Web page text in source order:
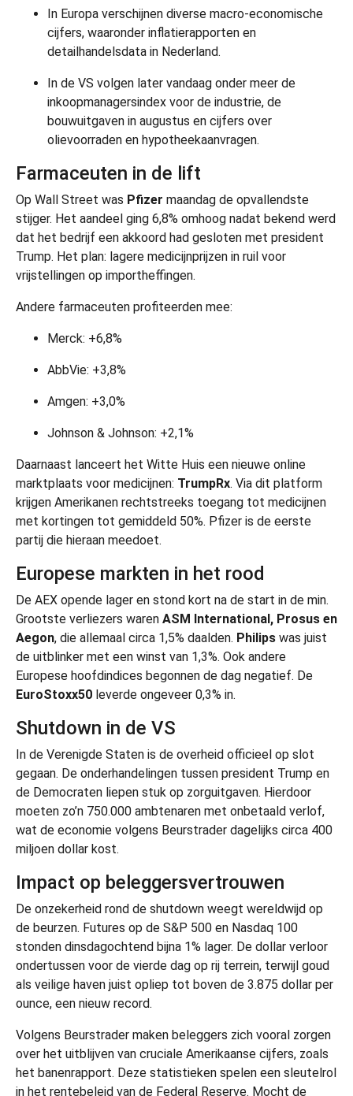
In Europa verschijnen diverse macro-economische
cijfers, waaronder inflatierapporten en
detailhandelsdata in Nederland.
In de VS volgen later vandaag onder meer de
inkoopmanagersindex voor de industrie, de
bouwuitgaven in augustus en cijfers over
olievoorraden en hypotheekaanvragen.
Farmaceuten in de lift
Op Wall Street was Pfizer maandag de opvallendste
stijger. Het aandeel ging 6,8% omhoog nadat bekend werd
dat het bedrijf een akkoord had gesloten met president
Trump. Het plan: lagere medicijnprijzen in ruil voor
vrijstellingen op importheffingen.
Andere farmaceuten profiteerden mee:
Merck: +6,8%
AbbVie: +3,8%
Amgen: +3,0%
Johnson & Johnson: +2,1%
Daarnaast lanceert het Witte Huis een nieuwe online
marktplaats voor medicijnen: TrumpRx. Via dit platform
krijgen Amerikanen rechtstreeks toegang tot medicijnen
met kortingen tot gemiddeld 50%. Pfizer is de eerste
partij die hieraan meedoet.
Europese markten in het rood
De AEX opende lager en stond kort na de start in de min.
Grootste verliezers waren ASM International, Prosus en
Aegon, die allemaal circa 1,5% daalden. Philips was juist
de uitblinker met een winst van 1,3%. Ook andere
Europese hoofdindices begonnen de dag negatief. De
EuroStoxx50 leverde ongeveer 0,3% in.
Shutdown in de VS
In de Verenigde Staten is de overheid officieel op slot
gegaan. De onderhandelingen tussen president Trump en
de Democraten liepen stuk op zorguitgaven. Hierdoor
moeten zo’n 750.000 ambtenaren met onbetaald verlof,
wat de economie volgens Beurstrader dagelijks circa 400
miljoen dollar kost.
Impact op beleggersvertrouwen
De onzekerheid rond de shutdown weegt wereldwijd op
de beurzen. Futures op de S&P 500 en Nasdaq 100
stonden dinsdagochtend bijna 1% lager. De dollar verloor
ondertussen voor de vierde dag op rij terrein, terwijl goud
als veilige haven juist opliep tot boven de 3.875 dollar per
ounce, een nieuw record.
Volgens Beurstrader maken beleggers zich vooral zorgen
over het uitblijven van cruciale Amerikaanse cijfers, zoals
het banenrapport. Deze statistieken spelen een sleutelrol
in het rentebeleid van de Federal Reserve. Mocht de